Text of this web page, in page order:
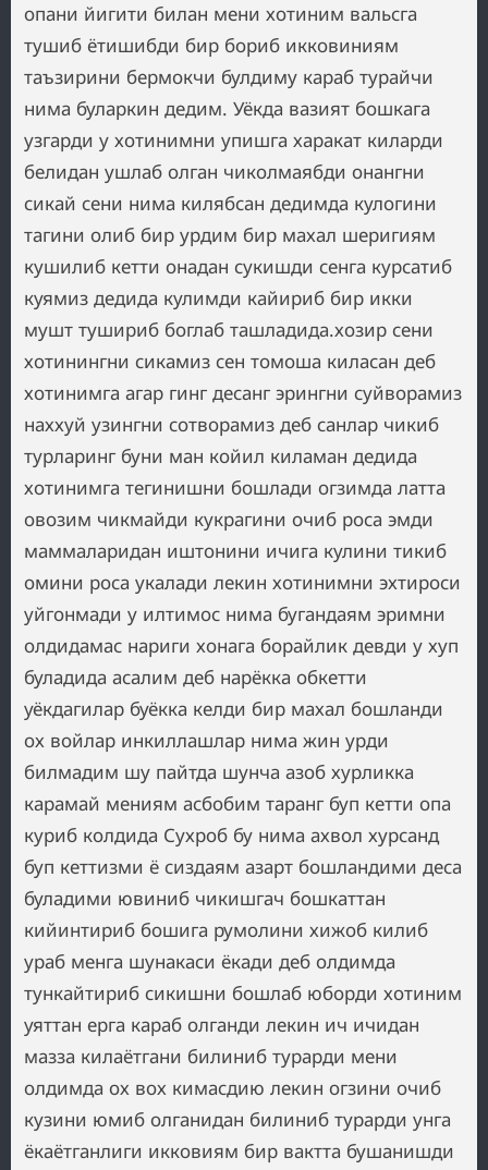
опани йигити билан мени хотиним вальсга
тушиб ётишибди бир бориб икковиниям
таъзирини бермокчи булдиму караб турайчи
нима буларкин дедим. Уёкда вазият бошкага
узгарди у хотинимни упишга харакат киларди
белидан ушлаб олган чиколмаябди онангни
сикай сени нима килябсан дедимда кулогини
тагини олиб бир урдим бир махал шеригиям
кушилиб кетти онадан сукишди сенга курсатиб
куямиз дедида кулимди кайириб бир икки
мушт тушириб боглаб ташладида.хозир сени
хотинингни сикамиз сен томоша киласан деб
хотинимга агар гинг десанг эрингни суйворамиз
наххуй узингни сотворамиз деб санлар чикиб
турларинг буни ман койил киламан дедида
хотинимга тегинишни бошлади огзимда латта
овозим чикмайди кукрагини очиб роса эмди
маммаларидан иштонини ичига кулини тикиб
омини роса укалади лекин хотинимни эхтироси
уйгонмади у илтимос нима бугандаям эримни
олдидамас нариги хонага борайлик девди у хуп
буладида асалим деб нарёкка обкетти
уёкдагилар буёкка келди бир махал бошланди
ох войлар инкиллашлар нима жин урди
билмадим шу пайтда шунча азоб хурликка
карамай мениям асбобим таранг буп кетти опа
куриб колдида Сухроб бу нима ахвол хурсанд
буп кеттизми ё сиздаям азарт бошландими деса
буладими ювиниб чикишгач бошкаттан
кийинтириб бошига румолини хижоб килиб
ураб менга шунакаси ёкади деб олдимда
тункайтириб сикишни бошлаб юборди хотиним
уяттан ерга караб олганди лекин ич ичидан
мазза килаётгани билиниб турарди мени
олдимда ох вох кимасдию лекин огзини очиб
кузини юмиб олганидан билиниб турарди унга
ёкаётганлиги икковиям бир вактта бушанишди